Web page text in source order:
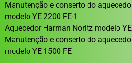
Manutenção e conserto do
modelo YE 2200 FE-1
Aquecedor Harman Noritz modelo
Manutenção e conserto do
modelo YE 1500 FE